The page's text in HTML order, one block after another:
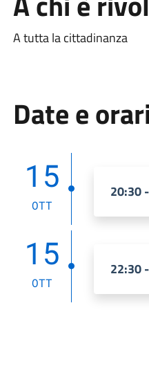
A tutta la cittadinanza
Date e orari
15
OTT
20:30
15
OTT
22:30